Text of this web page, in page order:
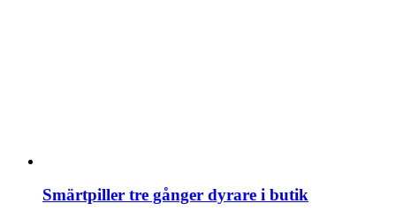
Smärtpiller tre gånger dyrare i butik